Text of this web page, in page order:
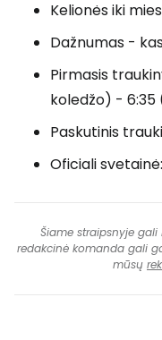
Kelionės iki
Dažnumas -
Pirmasis
koledžo) - 6:35
Paskutinis
Oficiali svetainė:
Šiame straipsnyje
redakcinė komanda gali
mūsų